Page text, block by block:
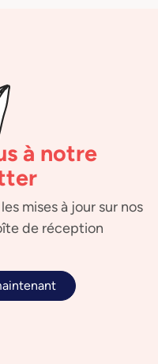
à notre
mises à jour sur nos
de réception